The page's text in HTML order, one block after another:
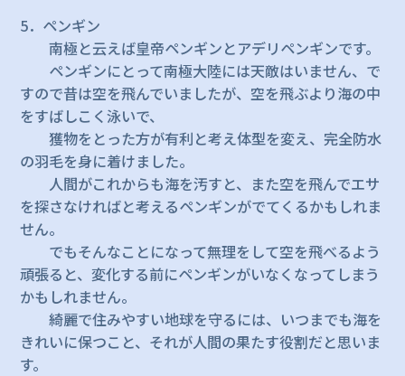
5．ペンギン
南極と云えば皇帝ペンギンとアデリペンギンです。
ペンギンにとって南極大陸には天敵はいません、で
すので昔は空を飛んでいましたが、空を飛ぶより海の中
をすばしこく泳いで、
獲物をとった方が有利と考え体型を変え、完全防水
の羽毛を身に着けました。
人間がこれからも海を汚すと、また空を飛んでエサ
を探さなければと考えるペンギンがでてくるかもしれま
せん。
でもそんなことになって無理をして空を飛べるよう
頑張ると、変化する前にペンギンがいなくなってしまう
かもしれません。
綺麗で住みやすい地球を守るには、いつまでも海を
きれいに保つこと、それが人間の果たす役割だと思いま
す。